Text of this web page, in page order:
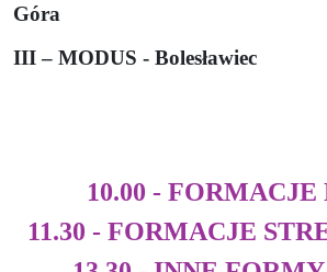
Góra
III – MODUS - Bolesławiec
10.00 - FORMACJE
11.30 - FORMACJE